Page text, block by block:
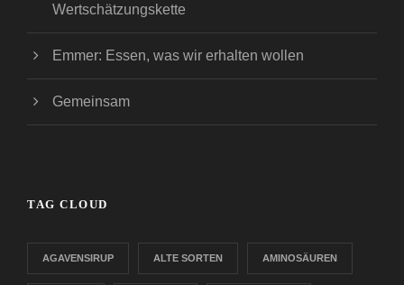
Wertschätzungskette
Emmer: Essen, was wir erhalten wollen
Gemeinsam
TAG CLOUD
AGAVENSIRUP ALTE SORTEN AMINOSÄUREN